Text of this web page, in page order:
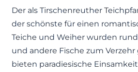
Der als Tirschenreuther
der schönste für einen
Teiche und Weiher wurden
und andere Fische zum
bieten paradiesische